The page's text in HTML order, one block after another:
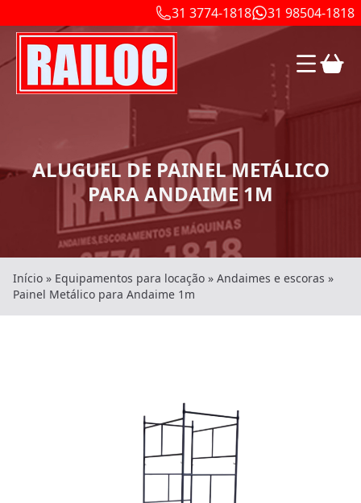
31 3774-1818 31 98504-1818
ALUGUEL DE PAINEL METÁLICO
PARA ANDAIME 1M
Início » Equipamentos para locação » Andaimes e escoras »
Painel Metálico para Andaime 1m